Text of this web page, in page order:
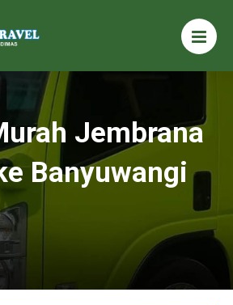
Jembrana
Banyuwangi